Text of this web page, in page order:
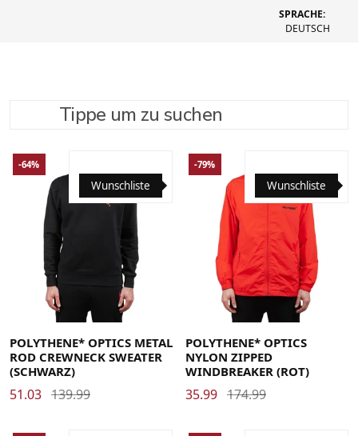
SPRACHE:
DEUTSCH
Tippe um zu suchen
SUCHE VERFEINERN EMPFOHLEN
Wunschliste
-64%
POLYTHENE* OPTICS METAL
ROD CREWNECK SWEATER
(SCHWARZ)
51.03 139.99
Wunschliste
-79%
POLYTHENE* OPTICS
NYLON ZIPPED
WINDBREAKER (ROT)
35.99 174.99